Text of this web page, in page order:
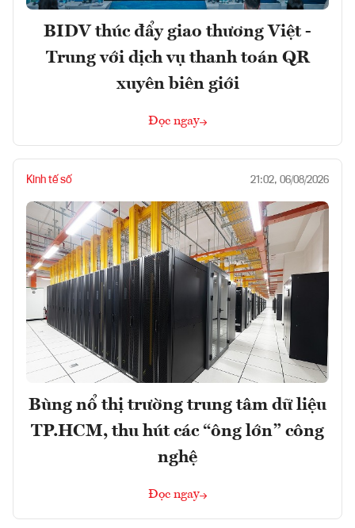
BIDV thúc đẩy giao thương Việt -
Trung với dịch vụ thanh toán QR
xuyên biên giới
Đọc ngay
Kinh tế số 21:02, 06/08/2026
Bùng nổ thị trường trung tâm dữ liệu
TP.HCM, thu hút các “ông lớn” công
nghệ
Đọc ngay